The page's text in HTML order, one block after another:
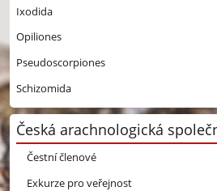
Ixodida
Opiliones
Pseudoscorpiones
Schizomida
Česká arachnologická
Čestní členové
Exkurze pro veřejnost